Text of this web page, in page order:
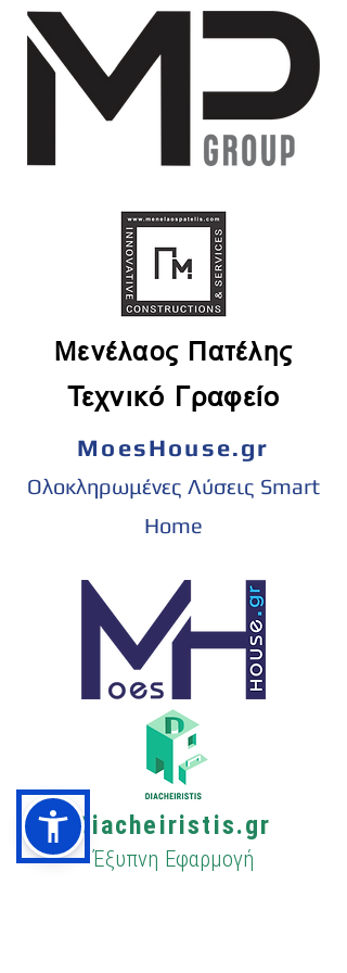
Μενέλαος Πατέλης
Τεχνικό Γραφείο
MoesHouse.gr
Ολοκληρωμένες Λύσεις Smart
Home
Diacheiristis.gr
Έξυπνη Εφαρμογή